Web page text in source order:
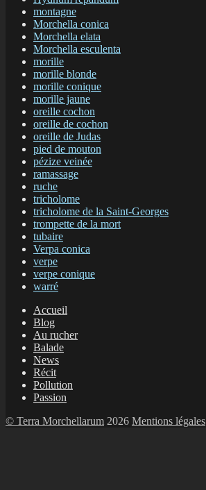
montagne
Morchella conica
Morchella elata
Morchella esculenta
morille
morille blonde
morille conique
morille jaune
oreille cochon
oreille de cochon
oreille de Judas
pied de mouton
pézize veinée
ramassage
ruche
tricholome
tricholome de la Saint-Georges
trompette de la mort
tubaire
Verpa conica
verpe
verpe conique
warré
Accueil
Blog
Au rucher
Balade
News
Récit
Pollution
Passion
© Terra Morchellarum 2026 Mentions légales